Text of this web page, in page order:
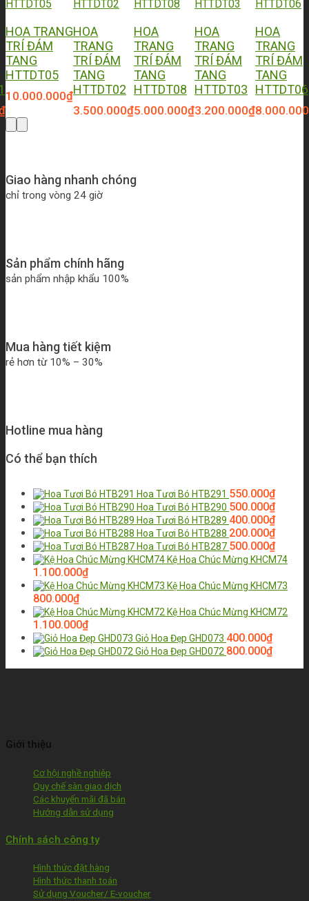
HOA TRANG
TRÍ ĐÁM
TANG
HTTDT05
10.000.000₫
HOA
TRANG
TRÍ ĐÁM
TANG
HTTDT02
3.500.000₫
HOA
TRANG
TRÍ ĐÁM
TANG
HTTDT08
5.000.000₫
HOA
TRANG
TRÍ ĐÁM
TANG
HTTDT03
3.200.000₫
HOA
TRANG
TRÍ ĐÁM
TANG
HTTDT06
8.000.000
Giao hàng nhanh chóng
chỉ trong vòng 24 giờ
Sản phẩm chính hãng
sản phẩm nhập khẩu 100%
Mua hàng tiết kiệm
rẻ hơn từ 10% – 30%
Hotline mua hàng
Có thể bạn thích
Hoa Tươi Bó HTB291 550.000₫
Hoa Tươi Bó HTB290 500.000₫
Hoa Tươi Bó HTB289 400.000₫
Hoa Tươi Bó HTB288 200.000₫
Hoa Tươi Bó HTB287 500.000₫
Kệ Hoa Chúc Mừng KHCM74
1.100.000₫
Kệ Hoa Chúc Mừng KHCM73
800.000₫
Kệ Hoa Chúc Mừng KHCM72
1.100.000₫
Giỏ Hoa Đẹp GHD073 400.000₫
Giỏ Hoa Đẹp GHD072 800.000₫
Giới thiệu
Cơ hội nghề nghiệp
Quy chế sàn giao dịch
Các khuyến mãi đã bán
Hướng dẫn sử dụng
Chính sách công ty
Hình thức đặt hàng
Hình thức thanh toán
Sử dụng Voucher/ E-voucher